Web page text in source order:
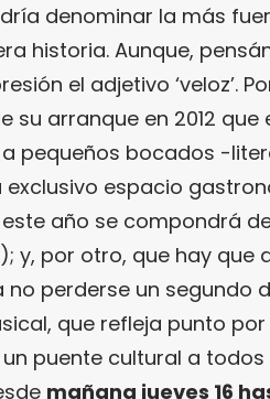
denominar la más
historia. Aunque,
el adjetivo ‘veloz’.
su arranque en 2012 que
pequeños bocados -
espacio
año se compondrá
y, por otro, que hay
perderse un segundo
que refleja punto
puente cultural a todos
mañana jueves 16